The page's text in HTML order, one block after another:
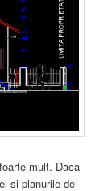
mult. Daca
si planurile de